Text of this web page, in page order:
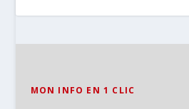
MON INFO EN 1 CLIC